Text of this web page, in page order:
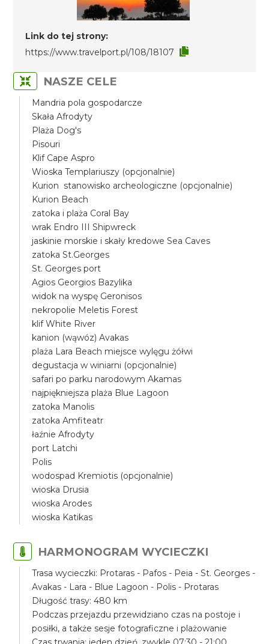
Link do tej strony:
https://www.travelport.pl/108/18107
NASZE CELE
Mandria pola gospodarcze
Skała Afrodyty
Plaża Dog's
Pisouri
Klif Cape Aspro
Wioska Templariuszy (opcjonalnie)
Kurion stanowisko archeologiczne (opcjonalnie)
Kurion Beach
zatoka i plaża Coral Bay
wrak Endro III Shipwreck
jaskinie morskie i skały kredowe Sea Caves
zatoka St.Georges
St. Georges port
Agios Georgios Bazylika
widok na wyspę Geronisos
nekropolie Meletis Forest
klif White River
kanion (wąwóz) Avakas
plaża Lara Beach miejsce wylęgu żółwi
degustacja w winiarni (opcjonalnie)
safari po parku narodowym Akamas
najpiękniejsza plaża Blue Lagoon
zatoka Manolis
zatoka Amfiteatr
łaźnie Afrodyty
port Latchi
Polis
wodospad Kremiotis (opcjonalnie)
wioska Drusia
wioska Arodes
wioska Katikas
HARMONOGRAM WYCIECZKI
Trasa wycieczki: Protaras - Pafos - Peia - St. Georges -
Avakas - Lara - Blue Lagoon - Polis - Protaras
Długość trasy: 480 km
Podczas przejazdu przewidziano czas na postoje i
posiłki, a także sesje fotograficzne i plażowanie